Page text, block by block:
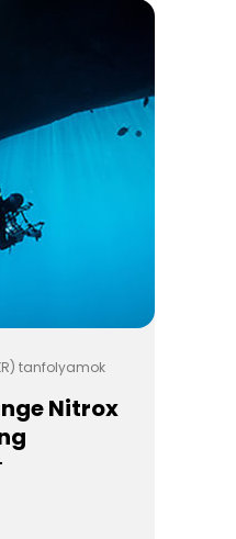
tanfolyamok
Nitrox